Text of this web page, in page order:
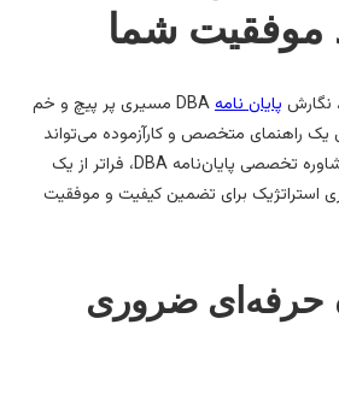
پایان نامه
DBA مسیری پر پیچ و خم
متخصص و کارآزموده می‌تواند
تفاوت بزرگی ایجاد کند. مشاوره تخصصی پایان‌نامه DBA، فراتر از یک
برای تضمین کیفیت و موفقیت
ضروری